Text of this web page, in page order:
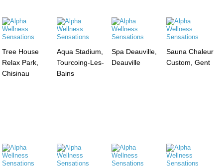
Tree House
Relax Park,
Chisinau
Aqua Stadium,
Tourcoing-Les-
Bains
Spa Deauville,
Deauville
Sauna Chaleur
Custom, Gent